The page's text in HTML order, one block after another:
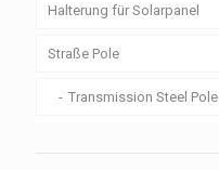
Halterung für Solarpanel
Straße Pole
Transmission Steel Pole